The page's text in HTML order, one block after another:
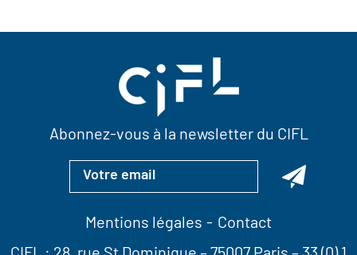
Abonnez-vous à la newsletter du CIFL
Mentions légales
Contact